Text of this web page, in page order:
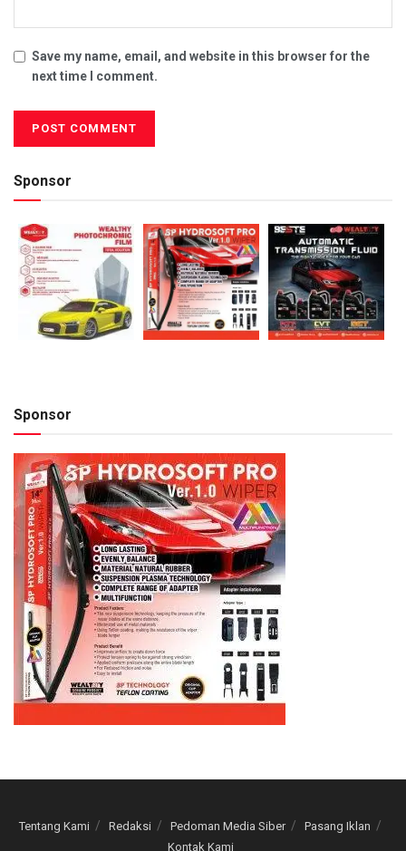
Save my name, email, and website in this browser for the
next time I comment.
Sponsor
Sponsor
Tentang Kami Redaksi Pedoman Media Siber
Pasang Iklan
Kontak Kami